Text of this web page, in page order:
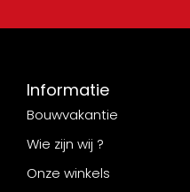
Informatie
Bouwvakantie
Wie zijn wij ?
Onze winkels